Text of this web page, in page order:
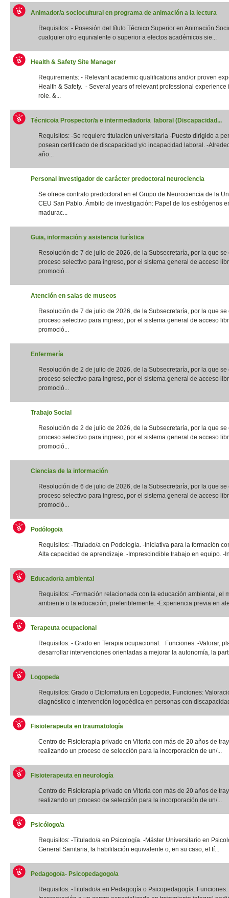
Animador/a sociocultural en programa de animación a la lectura
Requisitos: - Posesión del título Técnico Superior en Animación
cualquier otro equivalente o superior a efectos académicos sie...
Health & Safety Site Manager
Requirements: - Relevant academic qualifications and/or proven
Health & Safety. - Several years of relevant professional experience
role. &...
Técnico/a Prospector/a e intermediador/a laboral (Discapacidad...
Requisitos: -Se requiere titulación universitaria -Puesto dirigido a
posean certificado de discapacidad y/o incapacidad laboral. -
año...
Personal investigador de carácter predoctoral neurociencia
Se ofrece contrato predoctoral en el Grupo de Neurociencia de la
CEU San Pablo. Ámbito de investigación: Papel de los estrógenos
madurac...
Guia, información y asistencia turística
Resolución de 7 de julio de 2026, de la Subsecretaría, por la que se
proceso selectivo para ingreso, por el sistema general de acceso
promoció...
Atención en salas de museos
Resolución de 7 de julio de 2026, de la Subsecretaría, por la que se
proceso selectivo para ingreso, por el sistema general de acceso
promoció...
Enfermería
Resolución de 2 de julio de 2026, de la Subsecretaría, por la que se
proceso selectivo para ingreso, por el sistema general de acceso
promoció...
Trabajo Social
Resolución de 2 de julio de 2026, de la Subsecretaría, por la que se
proceso selectivo para ingreso, por el sistema general de acceso
promoció...
Ciencias de la información
Resolución de 6 de julio de 2026, de la Subsecretaría, por la que se
proceso selectivo para ingreso, por el sistema general de acceso
promoció...
Podólogo/a
Requisitos: -Titulado/a en Podología. -Iniciativa para la formación
Alta capacidad de aprendizaje. -Imprescindible trabajo en equipo. -
Educador/a ambiental
Requisitos: -Formación relacionada con la educación ambiental, el
ambiente o la educación, preferiblemente. -Experiencia previa en
Terapeuta ocupacional
Requisitos: - Grado en Terapia ocupacional. Funciones: -Valorar,
desarrollar intervenciones orientadas a mejorar la autonomía, la
Logopeda
Requisitos: Grado o Diplomatura en Logopedia. Funciones:
diagnóstico e intervención logopédica en personas con
Fisioterapeuta en traumatología
Centro de Fisioterapia privado en Vitoria con más de 20 años de
realizando un proceso de selección para la incorporación de un/...
Fisioterapeuta en neurología
Centro de Fisioterapia privado en Vitoria con más de 20 años de
realizando un proceso de selección para la incorporación de un/...
Psicólogo/a
Requisitos: -Titulado/a en Psicología. -Máster Universitario en
General Sanitaria, la habilitación equivalente o, en su caso, el tí...
Pedagogo/a- Psicopedagogo/a
Requisitos: -Titulado/a en Pedagogía o Psicopedagogía. Funciones: